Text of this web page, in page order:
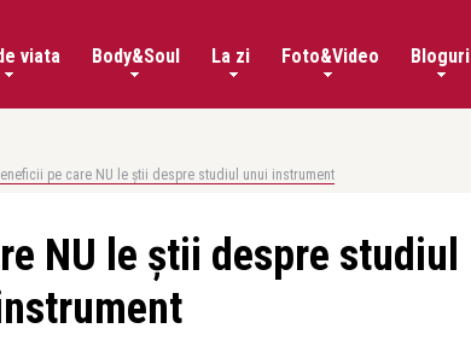
viata Body&Soul La zi Foto&Video Bloguri
pe care NU le știi despre studiul unui instrument
NU le știi despre studiul